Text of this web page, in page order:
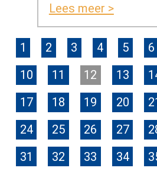
Lees meer >
1 2 3 4 5 6
10
11 12 13
17
18 19 20
24
25 26 27
31
32 33 34